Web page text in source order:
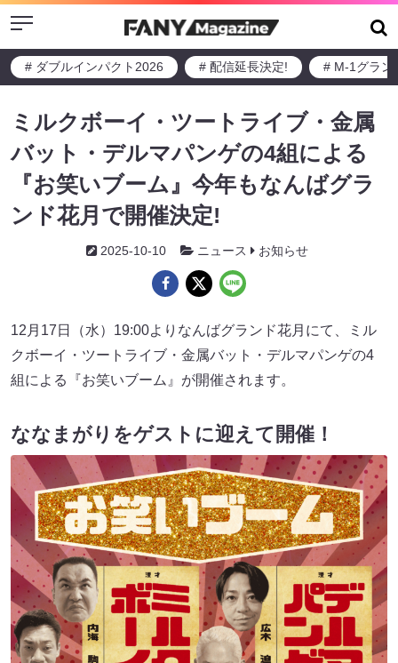
Menu
# ダブルインパクト2026 # 配信延長決定! # M-1グラン
ミルクボーイ・ツートライブ・金属
バット・デルマパンゲの4組による
『お笑いブーム』今年もなんばグラ
ンド花月で開催決定!
2025-10-10 ニュース お知らせ
12月17日（水）19:00よりなんばグランド花月にて、ミル
クボーイ・ツートライブ・金属バット・デルマパンゲの4
組による『お笑いブーム』が開催されます。
ななまがりをゲストに迎えて開催！